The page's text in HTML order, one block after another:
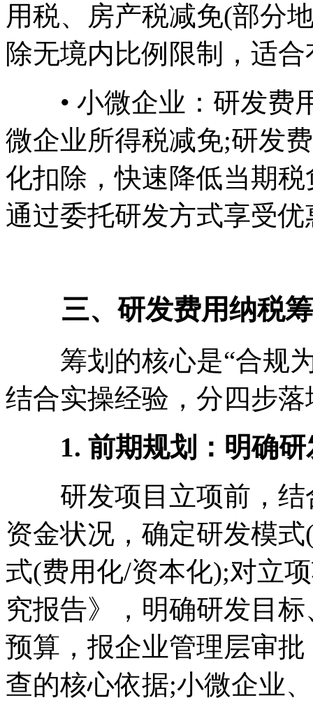
用税、房产税减免(部分
除无境内比例限制，适
• 小微企业：研发费
微企业所得税减免;研发
化扣除，快速降低当期
通过委托研发方式享受
三、研发费用纳税筹
筹划的核心是“合规为
结合实操经验，分四步
1. 前期规划：明确
研发项目立项前，结
资金状况，确定研发模
式(费用化/资本化);对立
究报告》，明确研发目
预算，报企业管理层审
查的核心依据;小微企业